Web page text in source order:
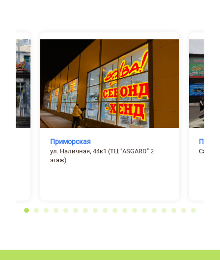
Приморская
ул. Наличная, 44к1 (ТЦ "ASGARD" 2
этаж)
Санкт-